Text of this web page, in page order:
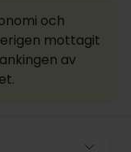
och
mottagit
av